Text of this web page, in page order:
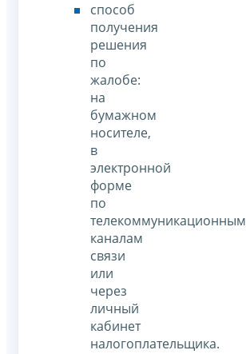
способ
получения
решения
по
жалобе:
на
бумажном
носителе,
в
электронной
форме
по
телекоммуникационным
каналам
связи
или
через
личный
кабинет
налогоплательщика.